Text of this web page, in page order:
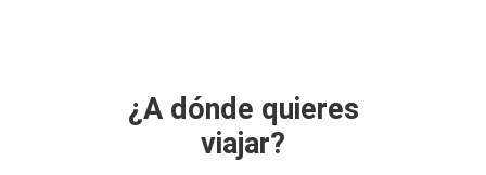
¿A dónde quieres
viajar?